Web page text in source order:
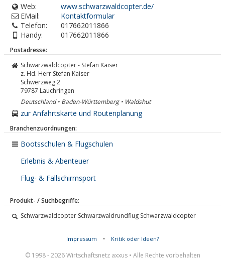
Web:
www.schwarzwaldcopter.de/
EMail:
Kontaktformular
Telefon:
017662011866
Handy:
017662011866
Postadresse:
Schwarzwaldcopter - Stefan Kaiser
z. Hd. Herr Stefan Kaiser
Schwerzweg 2
79787 Lauchringen
Deutschland • Baden-Württemberg • Waldshut
zur Anfahrtskarte und Routenplanung
Branchenzuordnungen:
Bootsschulen & Flugschulen
Erlebnis & Abenteuer
Flug- & Fallschirmsport
Produkt- / Suchbegriffe:
Schwarzwaldcopter Schwarzwaldrundflug Schwarzwaldcopter
Impressum • Kritik oder Ideen?
© 1998 - 2026 Wirtschaftsnetz axxus • Alle Rechte vorbehalten